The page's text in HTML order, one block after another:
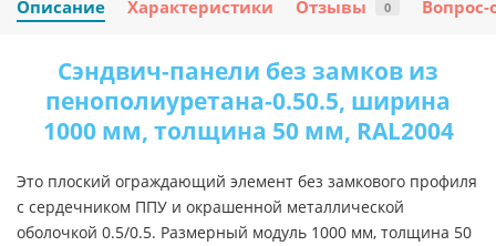
Описание Характеристики Отзывы 0 Вопрос-
Сэндвич-панели без замков из
пенополиуретана-0.50.5, ширина
1000 мм, толщина 50 мм, RAL2004
Это плоский ограждающий элемент без замкового профиля
с сердечником ППУ и окрашенной металлической
оболочкой 0.5/0.5. Размерный модуль 1000 мм, толщина 50